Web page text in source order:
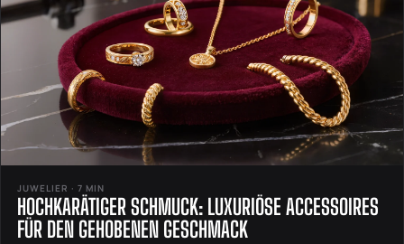
JUWELIER · 7 MIN
HOCHKARÄTIGER SCHMUCK: LUXURIÖSE ACCESSOIRES
FÜR DEN GEHOBENEN GESCHMACK